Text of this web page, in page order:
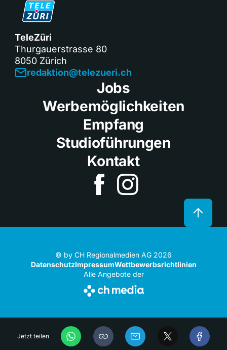
Jetzt teilen
TeleZüri
Thurgauerstrasse 80
8050 Zürich
redaktion@telezueri.ch
Jobs
Werbemöglichkeiten
Empfang
Studioführungen
Kontakt
© by CH Regionalmedien AG 2026
DatenschutzImpressumWettbewerbsrichtlinien
Alle Angebote der